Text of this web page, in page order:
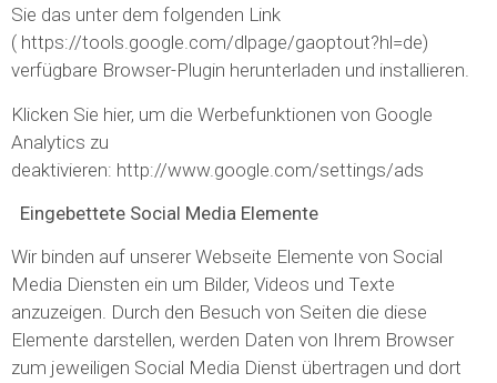
Sie das unter dem folgenden Link
( https://tools.google.com/dlpage/gaoptout?hl=de)
verfügbare Browser-Plugin herunterladen und installieren.
Klicken Sie hier, um die Werbefunktionen von Google
Analytics zu
deaktivieren: http://www.google.com/settings/ads
Eingebettete Social Media Elemente
Wir binden auf unserer Webseite Elemente von Social
Media Diensten ein um Bilder, Videos und Texte
anzuzeigen. Durch den Besuch von Seiten die diese
Elemente darstellen, werden Daten von Ihrem Browser
zum jeweiligen Social Media Dienst übertragen und dort